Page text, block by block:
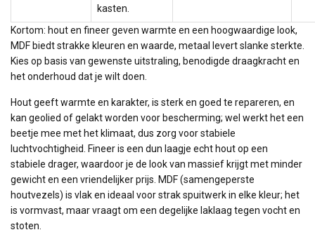
kasten.
Kortom: hout en fineer geven warmte en een hoogwaardige look,
MDF biedt strakke kleuren en waarde, metaal levert slanke sterkte.
Kies op basis van gewenste uitstraling, benodigde draagkracht en
het onderhoud dat je wilt doen.
Hout geeft warmte en karakter, is sterk en goed te repareren, en
kan geolied of gelakt worden voor bescherming; wel werkt het een
beetje mee met het klimaat, dus zorg voor stabiele
luchtvochtigheid. Fineer is een dun laagje echt hout op een
stabiele drager, waardoor je de look van massief krijgt met minder
gewicht en een vriendelijker prijs. MDF (samengeperste
houtvezels) is vlak en ideaal voor strak spuitwerk in elke kleur; het
is vormvast, maar vraagt om een degelijke laklaag tegen vocht en
stoten.